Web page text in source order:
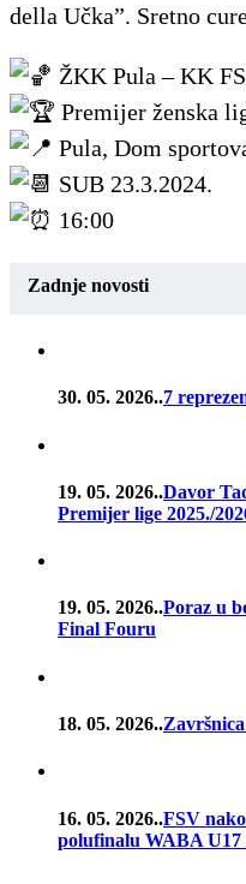
della Učka”. Sretno
ŽKK Pula – KK
Premijer ženska
Pula, Dom
SUB 23.3.2024.
16:00
Zadnje novosti
30. 05. 2026..7
19. 05. 2026..Davor
Premijer lige 2025./
19. 05. 2026..Poraz u
Final Fouru
18. 05. 2026..
16. 05. 2026..FSV
polufinalu WABA